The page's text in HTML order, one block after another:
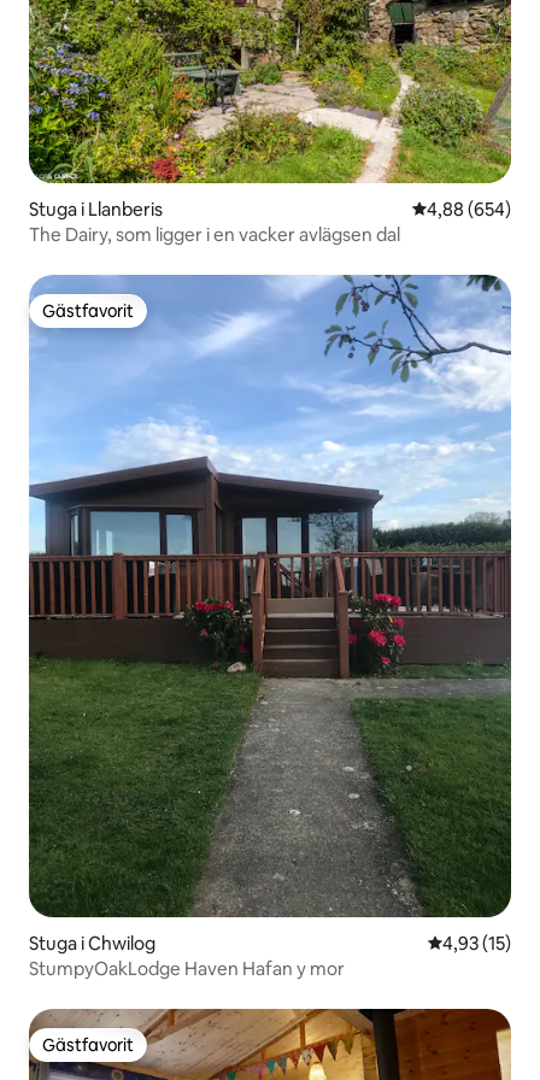
Stuga i Llanberis 4,88 av 5 i
4,88 (654)
The Dairy, som ligger i en vacker avlägsen dal
Gästfavorit
Gästfavorit
Stuga i Chwilog 4,93 av 5 i
4,93 (15)
StumpyOakLodge Haven Hafan y mor
Gästfavorit
Gästfavorit